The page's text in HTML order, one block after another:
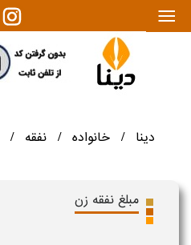
|||
دینا / خانواده / نفقه /
مبلغ نفقه زن